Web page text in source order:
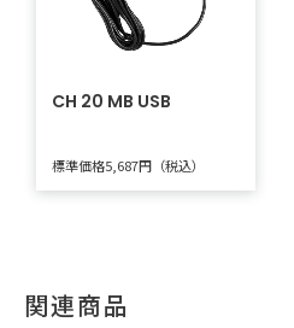
CH 20 MB USB
標準価格5,687円（税込）
関連商品